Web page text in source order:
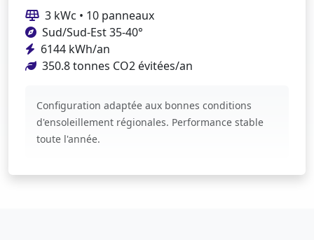
3 kWc • 10 panneaux
Sud/Sud-Est 35-40°
6144 kWh/an
350.8 tonnes CO2 évitées/an
Configuration adaptée aux bonnes conditions
d'ensoleillement régionales. Performance stable
toute l'année.